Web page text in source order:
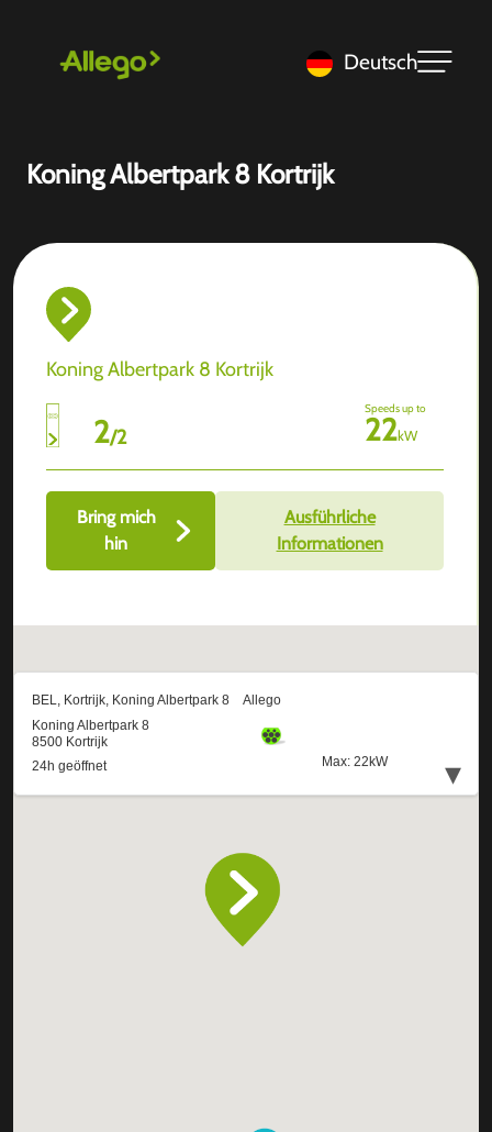
Deutsch
Koning Albertpark 8 Kortrijk
Koning Albertpark 8 Kortrijk
2/2
Speeds up to
22kW
Bring mich
hin
Ausführliche
Informationen